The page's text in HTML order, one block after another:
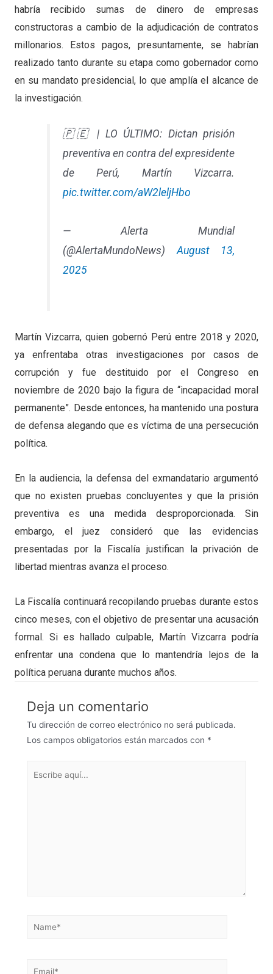
habría recibido sumas de dinero de empresas
constructoras a cambio de la adjudicación de contratos
millonarios. Estos pagos, presuntamente, se habrían
realizado tanto durante su etapa como gobernador como
en su mandato presidencial, lo que amplía el alcance de
la investigación.
🇵🇪 | LO ÚLTIMO: Dictan prisión
preventiva en contra del expresidente
de Perú, Martín Vizcarra.
pic.twitter.com/aW2leljHbo
— Alerta Mundial
(@AlertaMundoNews) August 13,
2025
Martín Vizcarra, quien gobernó Perú entre 2018 y 2020,
ya enfrentaba otras investigaciones por casos de
corrupción y fue destituido por el Congreso en
noviembre de 2020 bajo la figura de “incapacidad moral
permanente”. Desde entonces, ha mantenido una postura
de defensa alegando que es víctima de una persecución
política.
En la audiencia, la defensa del exmandatario argumentó
que no existen pruebas concluyentes y que la prisión
preventiva es una medida desproporcionada. Sin
embargo, el juez consideró que las evidencias
presentadas por la Fiscalía justifican la privación de
libertad mientras avanza el proceso.
La Fiscalía continuará recopilando pruebas durante estos
cinco meses, con el objetivo de presentar una acusación
formal. Si es hallado culpable, Martín Vizcarra podría
enfrentar una condena que lo mantendría lejos de la
política peruana durante muchos años.
Deja un comentario
Tu dirección de correo electrónico no será publicada.
Los campos obligatorios están marcados con *